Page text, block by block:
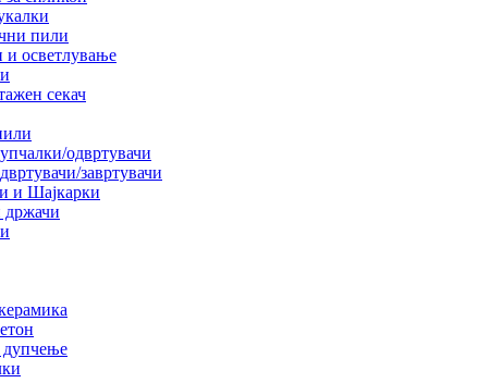
пили
и осветлување
секач
одвртувачи
завртувачи
и Шајкарки
дупчење